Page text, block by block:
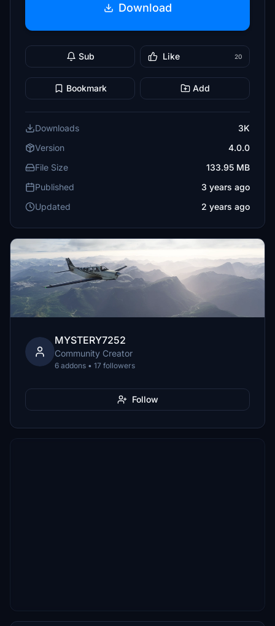
Download
Sub Like 20
Bookmark Add
Downloads
3K
Version
4.0.0
File Size
133.95 MB
Published
3 years ago
Updated
2 years ago
MYSTERY7252
Community Creator
6 addons • 17 followers
Follow